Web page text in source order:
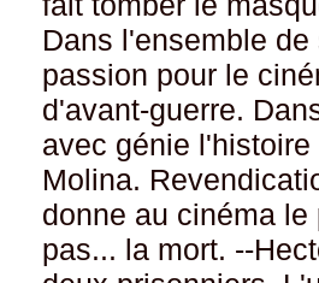
Dans l'ensemble
passion pour le
d'avant-guerre.
avec génie
Molina.
donne au cinéma
pas... la mort. --